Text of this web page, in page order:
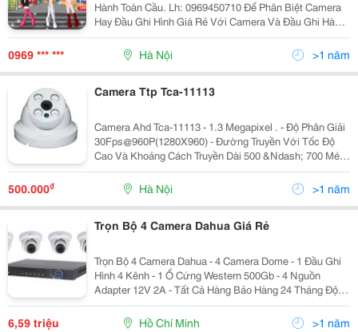
Hành Toàn Cầu. Lh: 0969450710 Để Phân Biệt Camera
Hay Đầu Ghi Hình Giá Rẻ Với Camera Và Đầu Ghi Hàn
Quốc Rất Đơn Giản: Hàng Chính Hãng Hàn Quốc Thì To
Hơn, Nặng Hơn, Nét Hơn...và Đắt Hơn Khá Nhiều- Đ
0969 *** *** Hà Nội >1 năm
Camera Ttp Tca-11113
Camera Ahd Tca-11113 - 1.3 Megapixel . - Độ Phân Giải
30Fps@960P(1280X960) - Đường Truyền Với Tốc Độ
Cao Và Khoảng Cách Truyền Dài 500 &Ndash; 700 Mét
.Sử Dụng Dây Cáp Đồng Trục - Độ Phân Giải Hd Với Độ
Nét Cao . - Hỗ Trợ Chức Năng:day/Night(Icr),Awb
500.000₫ Hà Nội >1 năm
Trọn Bộ 4 Camera Dahua Giá Rẻ
Trọn Bộ 4 Camera Dahua - 4 Camera Dome - 1 Đầu Ghi
Hình 4 Kênh - 1 Ổ Cứng Western 500Gb - 4 Nguồn
Adapter 12V 2A - Tất Cả Hàng Bảo Hàng 24 Tháng Độ
Phân Giải 1 Megapixel Cmos 25Fps@720P, Cho Phân
Giải Hd Trên Tín Hiệu Đường Dây Analog, Độ Nhạy Sáng
6,59 triệu Hồ Chí Minh >1 năm